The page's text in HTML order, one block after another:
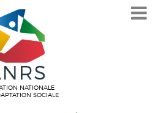
L’ASSOCIATION
HISTORIQUE
VALEURS ET ENGAGEMENT
ASSOCIATIF
NATIONALE
SOCIALE